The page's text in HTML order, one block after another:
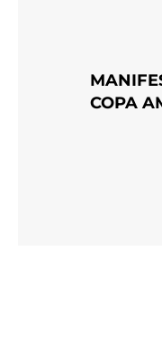
COPA